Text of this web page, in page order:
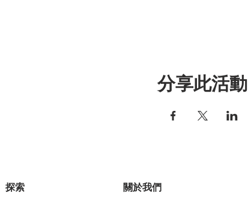
分享此活動
探索 關於我們